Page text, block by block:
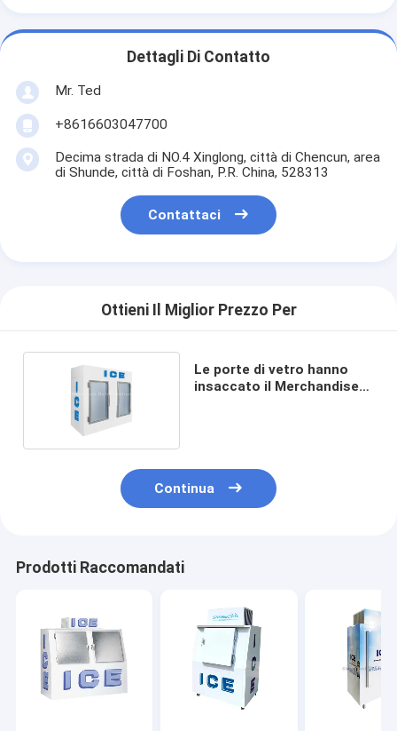
Dettagli Di Contatto
Mr. Ted
+8616603047700
Decima strada di NO.4 Xinglong, città di Chencun, area
di Shunde, città di Foshan, P.R. China, 528313
Contattaci
Ottieni Il Miglior Prezzo Per
Le porte di vetro hanno
insaccato il Merchandiser
Continua
Prodotti Raccomandati